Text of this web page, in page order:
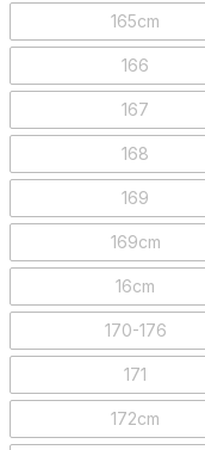
165cm
166
167
168
169
169cm
16cm
170-176
171
172cm